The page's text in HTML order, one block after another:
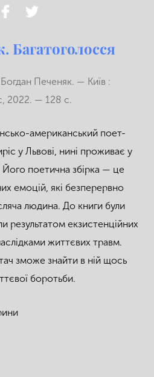
Багатоголосся
Печеняк. — Київ :
2022. — 128 с.
американський поет-
у Львові, нині проживає у
Його поетична збірка — це
емоцій, які безперервно
людина. До книги були
результатом екзистенційних
життєвих травм.
зможе знайти в ній щось
боротьби.